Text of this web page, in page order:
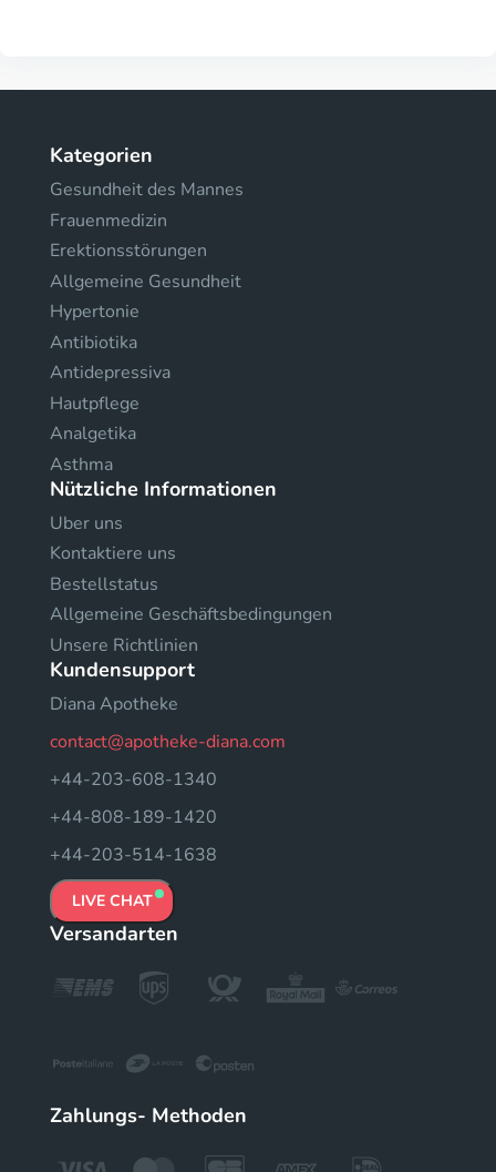
Kategorien
Gesundheit des Mannes
Frauenmedizin
Erektionsstörungen
Allgemeine Gesundheit
Hypertonie
Antibiotika
Antidepressiva
Hautpflege
Analgetika
Asthma
Nützliche Informationen
Uber uns
Kontaktiere uns
Bestellstatus
Allgemeine Geschäftsbedingungen
Unsere Richtlinien
Kundensupport
Diana Apotheke
contact@apotheke-diana.com
+44-203-608-1340
+44-808-189-1420
+44-203-514-1638
LIVE CHAT
Versandarten
Zahlungs- Methoden